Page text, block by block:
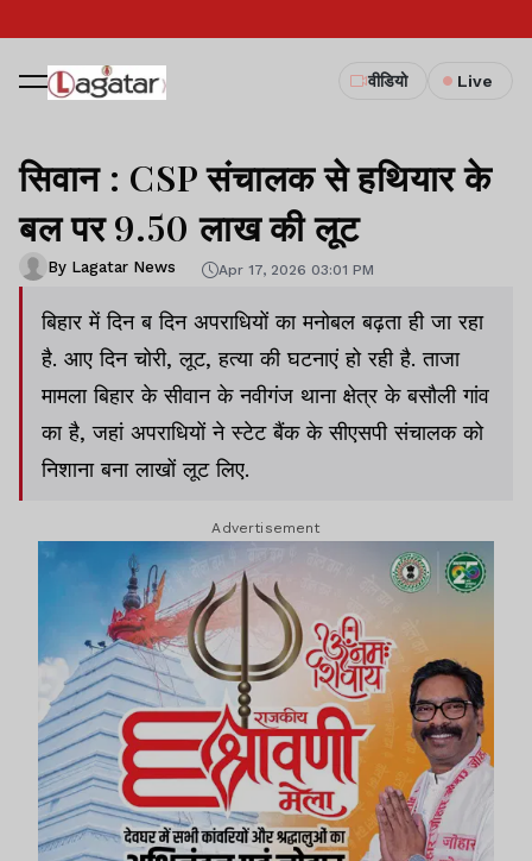
वीडियो Live
सिवान : CSP संचालक से हथियार के
बल पर 9.50 लाख की लूट
By Lagatar News Apr 17, 2026 03:01 PM
बिहार में दिन ब दिन अपराधियों का मनोबल बढ़ता ही जा रहा
है. आए दिन चोरी, लूट, हत्या की घटनाएं हो रही है. ताजा
मामला बिहार के सीवान के नवीगंज थाना क्षेत्र के बसौली गांव
का है, जहां अपराधियों ने स्टेट बैंक के सीएसपी संचालक को
निशाना बना लाखों लूट लिए.
Advertisement